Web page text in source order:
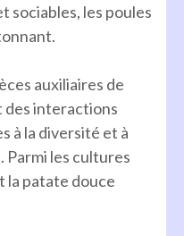
sociables, les poules
auxiliaires de
des interactions
à la diversité et à
Parmi les cultures
la patate douce